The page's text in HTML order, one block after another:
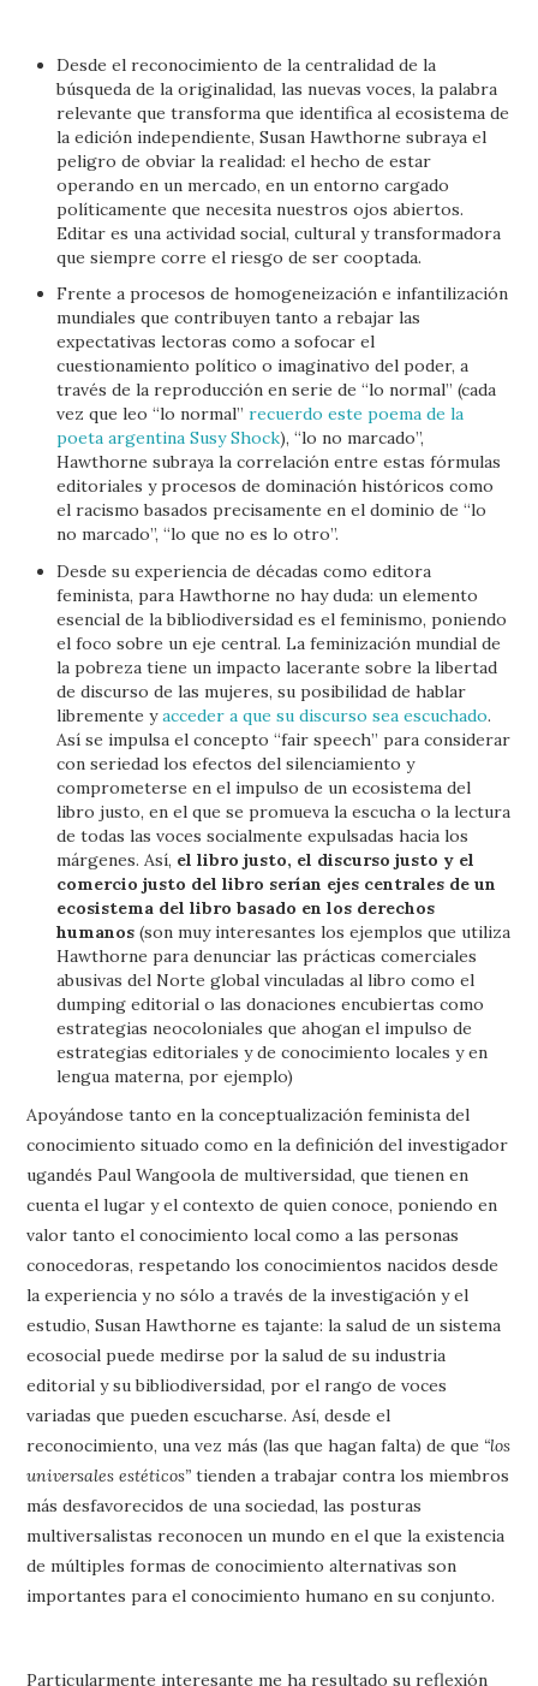
Desde el reconocimiento de la centralidad de la
búsqueda de la originalidad, las nuevas voces, la palabra
relevante que transforma que identifica al ecosistema de
la edición independiente, Susan Hawthorne subraya el
peligro de obviar la realidad: el hecho de estar
operando en un mercado, en un entorno cargado
políticamente que necesita nuestros ojos abiertos.
Editar es una actividad social, cultural y transformadora
que siempre corre el riesgo de ser cooptada.
Frente a procesos de homogeneización e infantilización
mundiales que contribuyen tanto a rebajar las
expectativas lectoras como a sofocar el
cuestionamiento político o imaginativo del poder, a
través de la reproducción en serie de “lo normal” (cada
vez que leo “lo normal”recuerdo este poema de la
poeta argentina Susy Shock), “lo no marcado”,
Hawthorne subraya la correlación entre estas fórmulas
editoriales y procesos de dominación históricos como
el racismo basados precisamente en el dominio de “lo
no marcado”, “lo que no es lo otro”.
Desde su experiencia de décadas como editora
feminista, para Hawthorne no hay duda: un elemento
esencial de la bibliodiversidad es el feminismo, poniendo
el foco sobre un eje central. La feminización mundial de
la pobreza tiene un impacto lacerante sobre la libertad
de discurso de las mujeres, su posibilidad de hablar
libremente yacceder a que su discurso sea escuchado.
Así se impulsa el concepto “fair speech” para considerar
con seriedad los efectos del silenciamiento y
comprometerse en el impulso de un ecosistema del
libro justo, en el que se promueva la escucha o la lectura
de todas las voces socialmente expulsadas hacia los
márgenes. Así, el libro justo, el discurso justo y el
comercio justo del libro serían ejes centrales de un
ecosistema del libro basado en los derechos
humanos (son muy interesantes los ejemplos que utiliza
Hawthorne para denunciar las prácticas comerciales
abusivas del Norte global vinculadas al libro como el
dumping editorial o las donaciones encubiertas como
estrategias neocoloniales que ahogan el impulso de
estrategias editoriales y de conocimiento locales y en
lengua materna, por ejemplo)
Apoyándose tanto en la conceptualización feminista del
conocimiento situado como en la definición del investigador
ugandés Paul Wangoola de multiversidad, que tienen en
cuenta el lugar y el contexto de quien conoce, poniendo en
valor tanto el conocimiento local como a las personas
conocedoras, respetando los conocimientos nacidos desde
la experiencia y no sólo a través de la investigación y el
estudio, Susan Hawthorne es tajante: la salud de un sistema
ecosocial puede medirse por la salud de su industria
editorial y su bibliodiversidad, por el rango de voces
variadas que pueden escucharse. Así, desde el
reconocimiento, una vez más (las que hagan falta) de que “los
universales estéticos” tienden a trabajar contra los miembros
más desfavorecidos de una sociedad, las posturas
multiversalistas reconocen un mundo en el que la existencia
de múltiples formas de conocimiento alternativas son
importantes para el conocimiento humano en su conjunto.
Particularmente interesante me ha resultado su reflexión